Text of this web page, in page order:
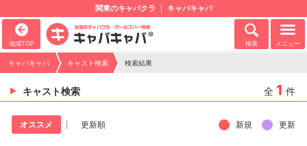
関東のキャバクラ キャバキャバ
地域TOP 検索 メニュー
キャバキャバ キャスト検索 検索結果
キャスト検索 全 1 件
オススメ 更新順 新規 更新